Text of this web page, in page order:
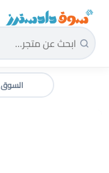
سوق دادسترز الرئيسية
السوق